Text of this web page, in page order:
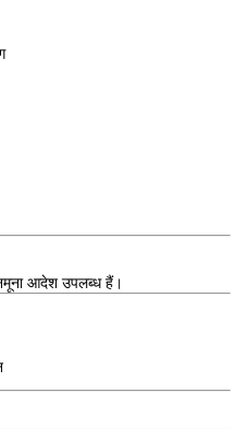
आदेश उपलब्ध हैं।